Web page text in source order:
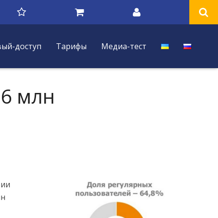
доступ Тарифы Медиа-тест
млн